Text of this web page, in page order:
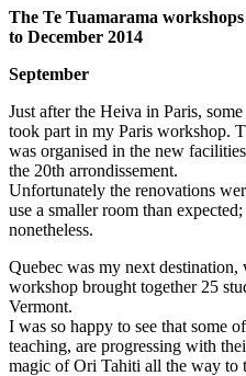
The Te Tuamarama
to December 2014
September
Just after the Heiva in Paris,
took part in my Paris workshop.
was organised in the new
the 20th arrondissement.
Unfortunately the renovations
use a smaller room than
nonetheless.
Quebec was my next
workshop brought together 25
Vermont.
I was so happy to see that some
teaching, are progressing with
magic of Ori Tahiti all the way to